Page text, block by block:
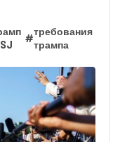
#
требования
трампа